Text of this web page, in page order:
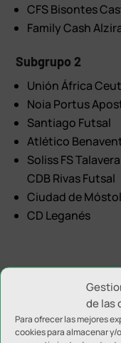
de las
Para ofrecer las mejores
cookies para almacenar y/
CFS Bisontes
Family Cash
Subgrupo 2
Unión África
Noia Portus
Santiago Futsal
Atlético
Soliss FS Talavera
CDB Rivas Futsal
Ciudad de
CD Leganés